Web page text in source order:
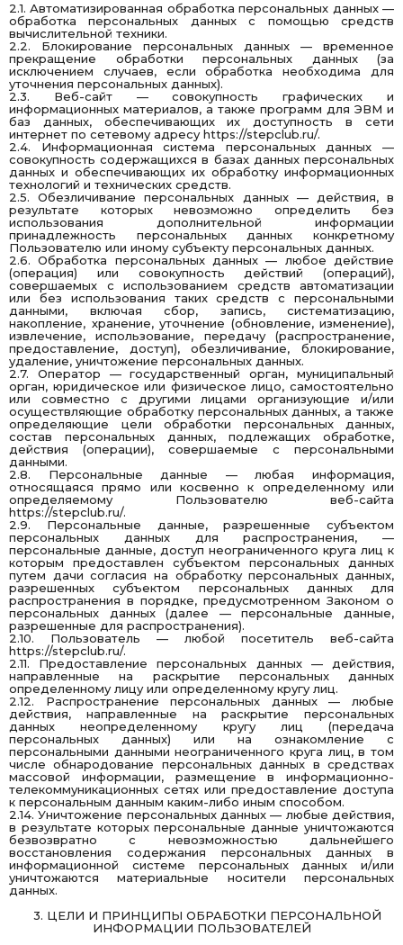
2.1. Автоматизированная обработка персональных данных —
обработка персональных данных с помощью средств
вычислительной техники.
2.2. Блокирование персональных данных — временное
прекращение обработки персональных данных (за
исключением случаев, если обработка необходима для
уточнения персональных данных).
2.3. Веб-сайт — совокупность графических и
информационных материалов, а также программ для ЭВМ и
баз данных, обеспечивающих их доступность в сети
интернет по сетевому адресуhttps://stepclub.ru/.
2.4. Информационная система персональных данных —
совокупность содержащихся в базах данных персональных
данных и обеспечивающих их обработку информационных
технологий и технических средств.
2.5. Обезличивание персональных данных — действия, в
результате которых невозможно определить без
использования дополнительной информации
принадлежность персональных данных конкретному
Пользователю или иному субъекту персональных данных.
2.6. Обработка персональных данных — любое действие
(операция) или совокупность действий (операций),
совершаемых с использованием средств автоматизации
или без использования таких средств с персональными
данными, включая сбор, запись, систематизацию,
накопление, хранение, уточнение (обновление, изменение),
извлечение, использование, передачу (распространение,
предоставление, доступ), обезличивание, блокирование,
удаление, уничтожение персональных данных.
2.7. Оператор — государственный орган, муниципальный
орган, юридическое или физическое лицо, самостоятельно
или совместно с другими лицами организующие и/или
осуществляющие обработку персональных данных, а также
определяющие цели обработки персональных данных,
состав персональных данных, подлежащих обработке,
действия (операции), совершаемые с персональными
данными.
2.8. Персональные данные — любая информация,
относящаяся прямо или косвенно к определенному или
определяемому Пользователю веб-сайта
https://stepclub.ru/.
2.9. Персональные данные, разрешенные субъектом
персональных данных для распространения, —
персональные данные, доступ неограниченного круга лиц к
которым предоставлен субъектом персональных данных
путем дачи согласия на обработку персональных данных,
разрешенных субъектом персональных данных для
распространения в порядке, предусмотренном Законом о
персональных данных (далее — персональные данные,
разрешенные для распространения).
2.10. Пользователь — любой посетитель веб-сайта
https://stepclub.ru/.
2.11. Предоставление персональных данных — действия,
направленные на раскрытие персональных данных
определенному лицу или определенному кругу лиц.
2.12. Распространение персональных данных — любые
действия, направленные на раскрытие персональных
данных неопределенному кругу лиц (передача
персональных данных) или на ознакомление с
персональными данными неограниченного круга лиц, в том
числе обнародование персональных данных в средствах
массовой информации, размещение в информационно-
телекоммуникационных сетях или предоставление доступа
к персональным данным каким-либо иным способом.
2.14. Уничтожение персональных данных — любые действия,
в результате которых персональные данные уничтожаются
безвозвратно с невозможностью дальнейшего
восстановления содержания персональных данных в
информационной системе персональных данных и/или
уничтожаются материальные носители персональных
данных.
3. ЦЕЛИ И ПРИНЦИПЫ ОБРАБОТКИ ПЕРСОНАЛЬНОЙ
ИНФОРМАЦИИ ПОЛЬЗОВАТЕЛЕЙ